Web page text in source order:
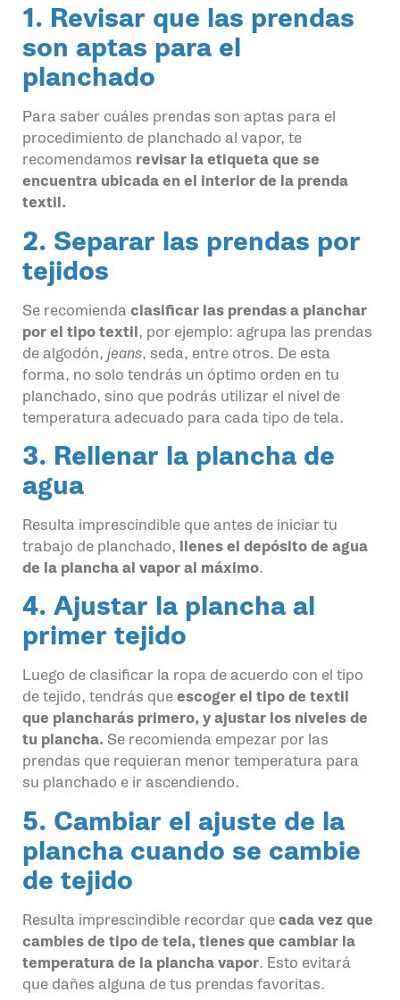
1. Revisar que las prendas
son aptas para el
planchado
Para saber cuáles prendas son aptas para el
procedimiento de planchado al vapor, te
recomendamos revisar la etiqueta que se
encuentra ubicada en el interior de la prenda
textil.
2. Separar las prendas por
tejidos
Se recomiendaclasificar las prendas a planchar
por el tipo textil, por ejemplo: agrupa las prendas
de algodón, jeans, seda, entre otros. De esta
forma, no solo tendrás un óptimo orden en tu
planchado, sino que podrás utilizar el nivel de
temperatura adecuado para cada tipo de tela.
3. Rellenar la plancha de
agua
Resulta imprescindible que antes de iniciar tu
trabajo de planchado, llenes el depósito de agua
de la plancha al vapor al máximo.
4. Ajustar la plancha al
primer tejido
Luego de clasificar la ropa de acuerdo con el tipo
de tejido, tendrás queescoger el tipo de textil
que plancharás primero, y ajustar los niveles de
tu plancha. Se recomienda empezar por las
prendas que requieran menor temperatura para
su planchado e ir ascendiendo.
5. Cambiar el ajuste de la
plancha cuando se cambie
de tejido
Resulta imprescindible recordar quecada vez que
cambies de tipo de tela, tienes que cambiar la
temperatura de la plancha vapor. Esto evitará
que dañes alguna de tus prendas favoritas.